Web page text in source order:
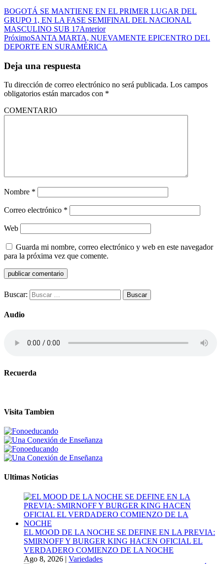
BOGOTÁ SE MANTIENE EN EL PRIMER LUGAR DEL
GRUPO 1, EN LA FASE SEMIFINAL DEL NACIONAL
MASCULINO SUB 17Anterior
PróximoSANTA MARTA, NUEVAMENTE EPICENTRO DEL
DEPORTE EN SURAMÉRICA
Deja una respuesta
Tu dirección de correo electrónico no será publicada. Los campos
obligatorios están marcados con *
COMENTARIO
Nombre *
Correo electrónico *
Web
Guarda mi nombre, correo electrónico y web en este navegador
para la próxima vez que comente.
Buscar:
Audio
Recuerda
Visita Tambien
Ultimas Noticias
EL MOOD DE LA NOCHE SE DEFINE EN LA PREVIA:
SMIRNOFF Y BURGER KING HACEN OFICIAL EL
VERDADERO COMIENZO DE LA NOCHE
Ago 8, 2026 | Variedades